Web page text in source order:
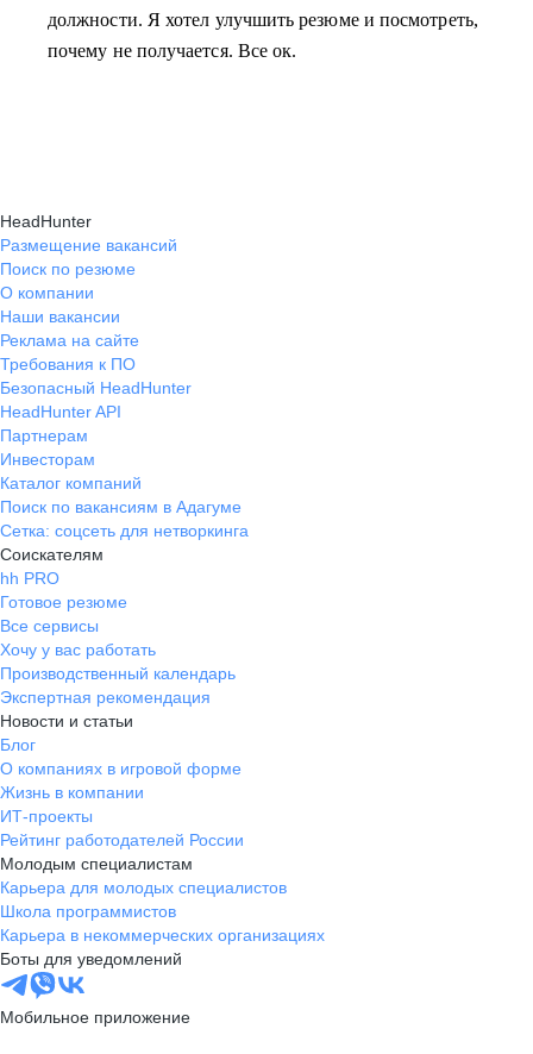
должности. Я хотел улучшить резюме и посмотреть,
почему не получается. Все ок.
HeadHunter
Размещение вакансий
Поиск по резюме
О компании
Наши вакансии
Реклама на сайте
Требования к ПО
Безопасный HeadHunter
HeadHunter API
Партнерам
Инвесторам
Каталог компаний
Поиск по вакансиям в Адагуме
Сетка: соцсеть для нетворкинга
Соискателям
hh PRO
Готовое резюме
Все сервисы
Хочу у вас работать
Производственный календарь
Экспертная рекомендация
Новости и статьи
Блог
О компаниях в игровой форме
Жизнь в компании
ИТ-проекты
Рейтинг работодателей России
Молодым специалистам
Карьера для молодых специалистов
Школа программистов
Карьера в некоммерческих организациях
Боты для уведомлений
Мобильное приложение